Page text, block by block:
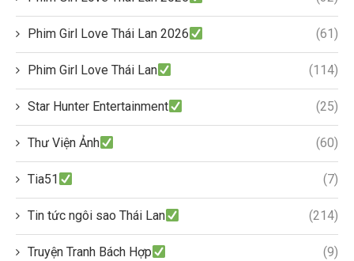
Phim Girl Love Thái Lan 2026 (61)
Phim Girl Love Thái Lan (114)
Star Hunter Entertainment (25)
Thư Viện Ảnh (60)
Tia51 (7)
Tin tức ngôi sao Thái Lan (214)
Truyện Tranh Bách Hợp (9)